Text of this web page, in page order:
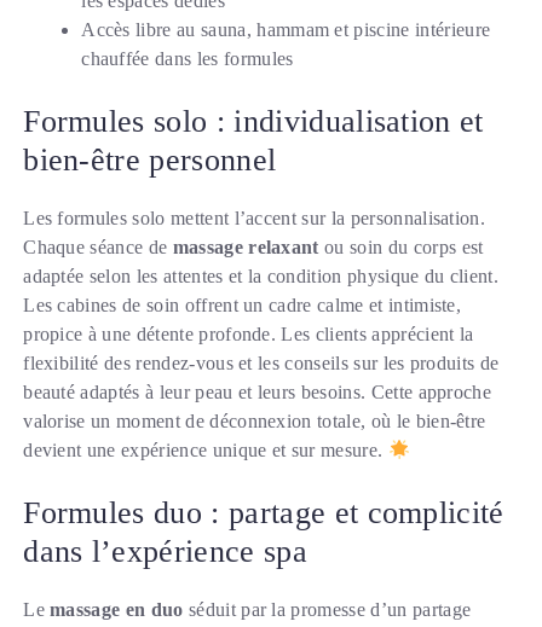
Accès libre au sauna, hammam et piscine intérieure
chauffée dans les formules
Formules solo : individualisation et
bien-être personnel
Les formules solo mettent l’accent sur la personnalisation.
Chaque séance de massage relaxant ou soin du corps est
adaptée selon les attentes et la condition physique du client.
Les cabines de soin offrent un cadre calme et intimiste,
propice à une détente profonde. Les clients apprécient la
flexibilité des rendez-vous et les conseils sur les produits de
beauté adaptés à leur peau et leurs besoins. Cette approche
valorise un moment de déconnexion totale, où le bien-être
devient une expérience unique et sur mesure.
Formules duo : partage et complicité
dans l’expérience spa
Lemassage en duo séduit par la promesse d’un partage